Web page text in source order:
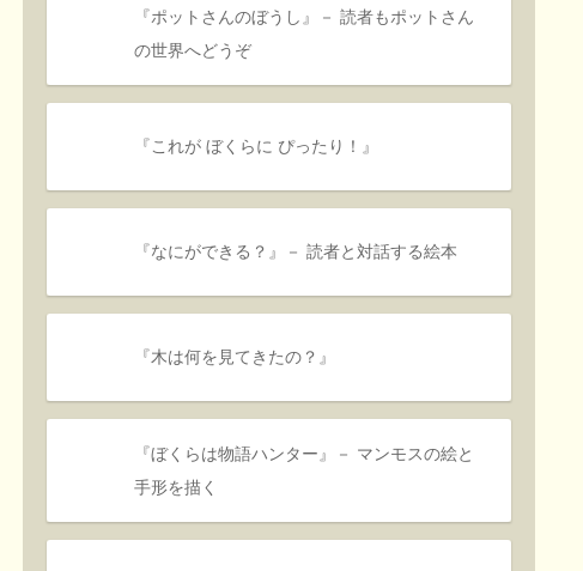
『ポットさんのぼうし』－ 読者もポットさん
の世界へどうぞ
『これが ぼくらに ぴったり！』
『なにができる？』－ 読者と対話する絵本
『木は何を見てきたの？』
『ぼくらは物語ハンター』－ マンモスの絵と
手形を描く